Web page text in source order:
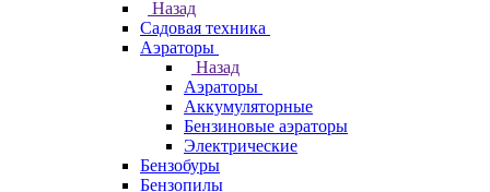
Назад
Садовая техника
Аэраторы
Назад
Аэраторы
Аккумуляторные
Бензиновые аэраторы
Электрические
Бензобуры
Бензопилы